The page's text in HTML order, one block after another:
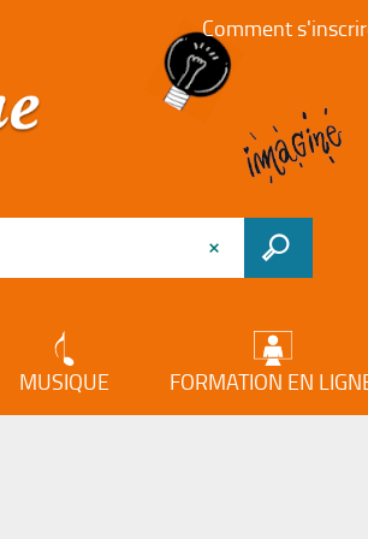
Comment
MUSIQUE FORMATION EN